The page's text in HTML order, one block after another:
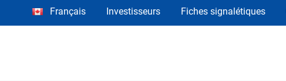
Français Investisseurs Fiches signalétiques